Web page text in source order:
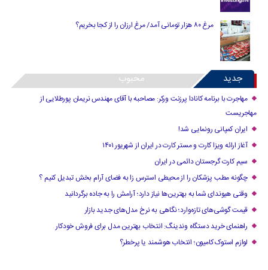
مرغ ۸۰ هزار تومانی آمد/ مرغ ارزان را از کجا بخریم؟
جدید محبوب
مهاجرت با برنامه کانادا پرزنت ورکر: مصاحبه با آقای مهندس نریمان پورطلایی از
مهاجریست
ایران کمپانی رونمایی شد!
آغاز ارائه ویزا کارت و مستر کارت در ایران از شهریور ۱۴۰۱
سیم کارت گرجستان دائمی در ایران
چگونه مطب پزشکان را از محیطی استرس زا به فضای آرام بخش تبدیل کنیم ؟
وقتی هیوندای شما به بهترین‌ها نیاز دارد؛ آرامش را به جاده برگردانید
قیمت گوشی‌های تازه‌وارد؛ نگاهی به نرخ مدل‌های جدید بازار
راهنمای خرید دستگاه وندینگ: انتخاب بهترین مدل برای فروش خودکار
لوازم استوک کامیون؛ انتخاب هوشمند یا پرخطر؟